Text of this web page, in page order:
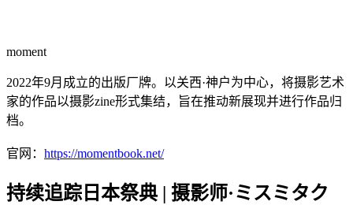
moment
2022年9月成立的出版厂牌。以关西·神户为中心，将摄影艺术
家的作品以摄影zine形式集结，旨在推动新展现并进行作品归
档。
官网： https://momentbook.net/
持续追踪日本祭典 | 摄影师·ミスミタク